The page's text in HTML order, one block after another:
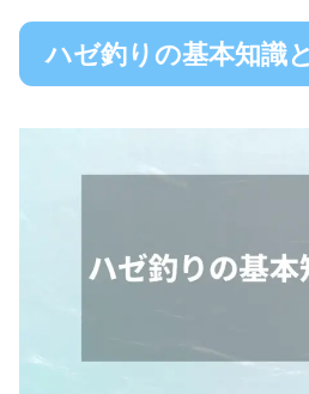
ハゼ釣りの基本知識